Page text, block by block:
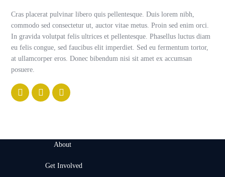
Cras placerat pulvinar libero quis pellentesque. Duis lorem nibh,
commodo sed consectetur ut, auctor vitae metus. Proin sed enim orci.
In gravida volutpat felis ultrices et pellentesque. Phasellus luctus diam
eu felis congue, sed faucibus elit imperdiet. Sed eu fermentum tortor,
at ullamcorper eros. Donec bibendum nisi sit amet ex accumsan
posuere.
About
Get Involved